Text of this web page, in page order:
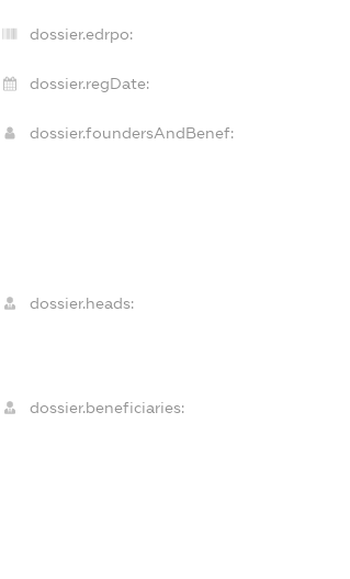
dossier.edrpo:
dossier.regDate:
dossier.foundersAndBenef:
dossier.heads:
dossier.beneficiaries: